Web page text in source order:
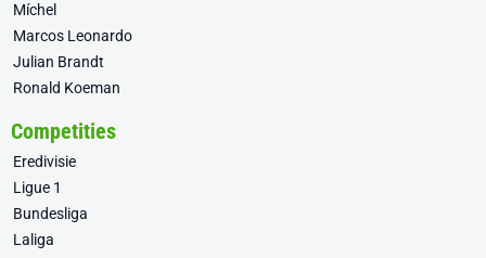
Míchel
Marcos Leonardo
Julian Brandt
Ronald Koeman
Competities
Eredivisie
Ligue 1
Bundesliga
Laliga